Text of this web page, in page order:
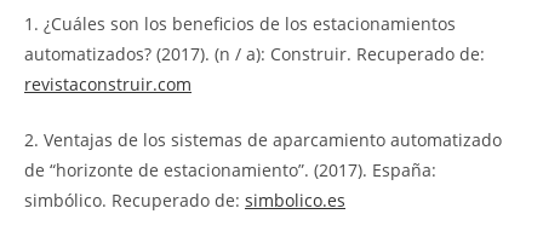
1. ¿Cuáles son los beneficios de los estacionamientos
automatizados? (2017). (n / a): Construir. Recuperado de:
revistaconstruir.com
2. Ventajas de los sistemas de aparcamiento automatizado
de “horizonte de estacionamiento”. (2017). España:
simbólico. Recuperado de: simbolico.es